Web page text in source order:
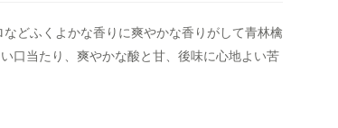
どふくよかな香りに爽やかな香りがして青林檎
口当たり、爽やかな酸と甘、後味に心地よい苦